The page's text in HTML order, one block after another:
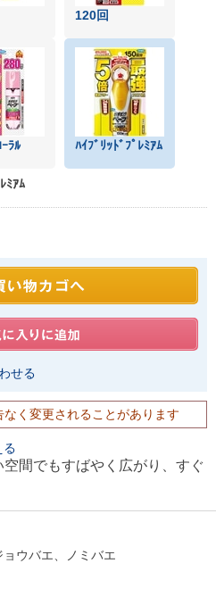
120回
ﾗﾙ ﾊｲﾌﾞﾘｯﾄﾞﾌﾟﾚﾐｱﾑ
ﾐｱﾑ
せる
く変更されることがあります
る
間でもすばやく広がり、すぐ
ウバエ、ノミバエ